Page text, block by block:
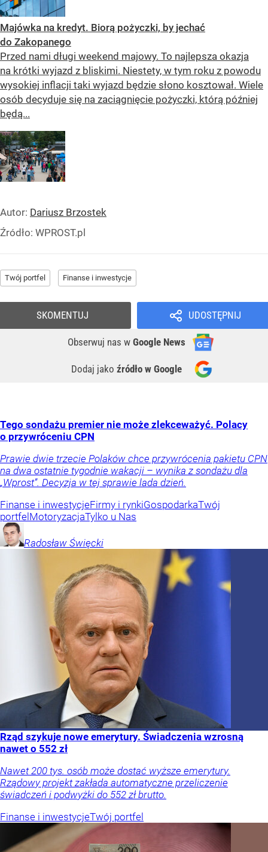
Majówka na kredyt. Biorą pożyczki, by jechać
do Zakopanego
Przed nami długi weekend majowy. To najlepsza okazja
na krótki wyjazd z bliskimi. Niestety, w tym roku z powodu
wysokiej inflacji taki wyjazd będzie słono kosztował. Wiele
osób decyduje się na zaciągnięcie pożyczki, którą później
będą...
Autor: Dariusz Brzostek
Źródło: WPROST.pl
Twój portfel Finanse i inwestycje
UDOSTĘPNIJ
Obserwuj nas w Google News
Dodaj jako źródło w Google
SKOMENTUJ
Tego sondażu premier nie może zlekceważyć. Polacy
o przywróceniu CPN
Prawie dwie trzecie Polaków chce przywrócenia pakietu CPN
na dwa ostatnie tygodnie wakacji – wynika z sondażu dla
„Wprost”. Decyzja w tej sprawie lada dzień.
Finanse i inwestycjeFirmy i rynkiGospodarkaTwój
portfelMotoryzacjaTylko u Nas
Radosław Święcki
Rząd szykuje nowe emerytury. Świadczenia wzrosną
nawet o 552 zł
Nawet 200 tys. osób może dostać wyższe emerytury.
Rządowy projekt zakłada automatyczne przeliczenie
świadczeń i podwyżki do 552 zł brutto.
Finanse i inwestycjeTwój portfel